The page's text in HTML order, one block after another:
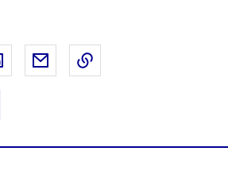
sur X
Partager sur LinkedIn
Partager par email